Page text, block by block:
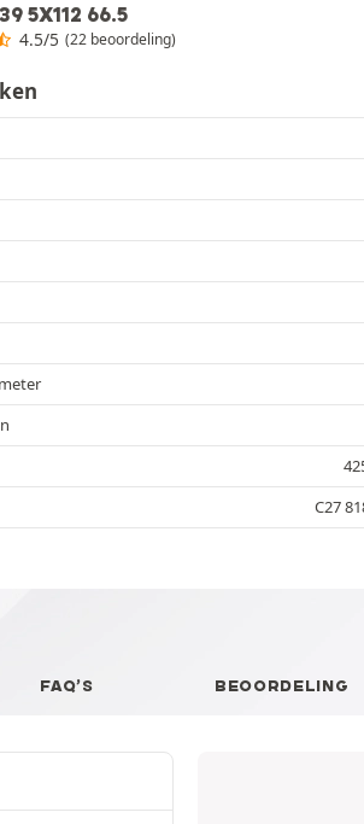
5X112 66.5
4.5/5 (22 beoordeling)
C27
FAQ’S BEOORDELING